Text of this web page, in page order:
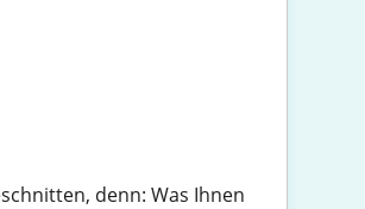
denn: Was Ihnen